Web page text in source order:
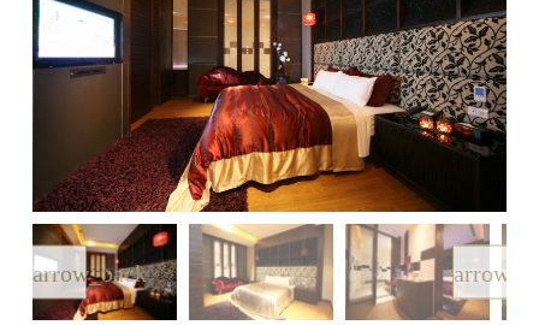
arrow_back